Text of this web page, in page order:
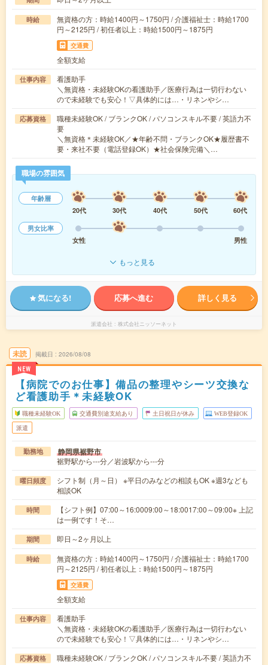
時給
無資格の方：時給1400円～1750円 / 介護福祉士：時給1700
円～2125円 / 初任者以上：時給1500円～1875円
交通費
全額支給
仕事内容
看護助手
＼無資格・未経験OKの看護助手／医療行為は一切行わない
ので未経験でも安心！▽具体的には…・リネンやシ…
応募資格
職種未経験OK / ブランクOK / パソコンスキル不要 / 英語力不
要
＼無資格＊未経験OK／★年齢不問・ブランクOK★履歴書不
要・来社不要（電話登録OK）★社会保険完備＼…
職場の雰囲気
年齢層
20代
30代 40代 50代
60代
男女比率
女性
男性
もっと見る
気になる! 応募へ進む 詳しく見る
派遣会社 株式会社ニッソーネット
未読
NEW
掲載日 2026/08/08
【病院でのお仕事】備品の整理やシーツ交換な
ど看護助手＊未経験OK
職種未経験OK 交通費別途支給あり 土日祝日が休み WEB登録OK
派遣
勤務地 静岡県裾野市
裾野駅から---分／岩波駅から---分
曜日頻度
シフト制（月～日） ※平日のみなどの相談もOK ※週3なども
相談OK
時間
【シフト例】07:00～16:0009:00～18:0017:00～09:00※ 上記
は一例です！そ…
期間 即日～2ヶ月以上
時給
無資格の方：時給1400円～1750円 / 介護福祉士：時給1700
円～2125円 / 初任者以上：時給1500円～1875円
交通費
全額支給
仕事内容
看護助手
＼無資格・未経験OKの看護助手／医療行為は一切行わない
ので未経験でも安心！▽具体的には…・リネンやシ…
応募資格
職種未経験OK / ブランクOK / パソコンスキル不要 / 英語力不